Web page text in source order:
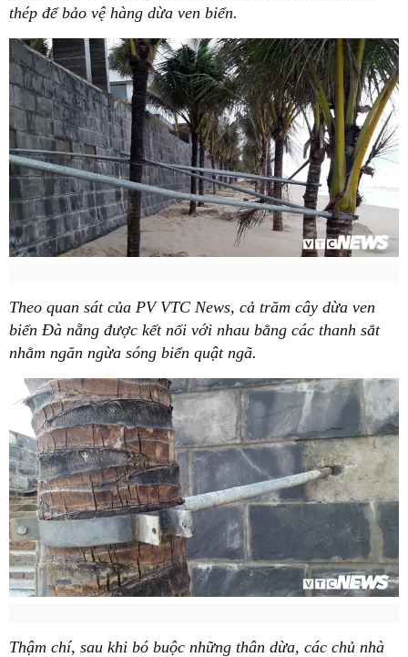
thép để bảo vệ hàng dừa ven biển.
Theo quan sát của PV VTC News, cả trăm cây dừa ven
biển Đà nẵng được kết nối với nhau bằng các thanh sắt
nhằm ngăn ngừa sóng biển quật ngã.
Thậm chí, sau khi bó buộc những thân dừa, các chủ nhà